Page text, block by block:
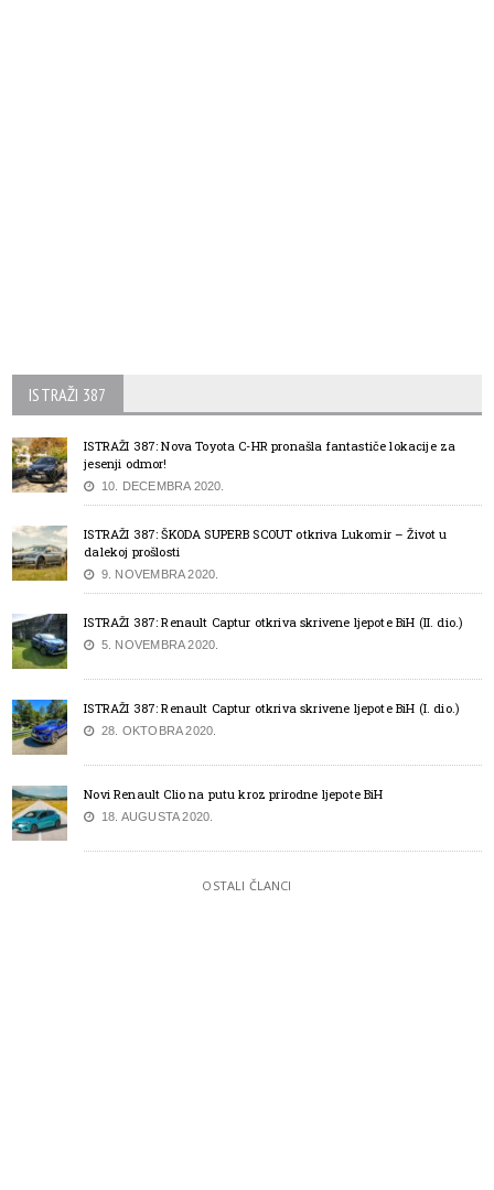
ISTRAŽI 387
ISTRAŽI 387: Nova Toyota C-HR pronašla fantastiče lokacije za
jesenji odmor!
10. DECEMBRA 2020.
ISTRAŽI 387: ŠKODA SUPERB SCOUT otkriva Lukomir – Život u
dalekoj prošlosti
9. NOVEMBRA 2020.
ISTRAŽI 387: Renault Captur otkriva skrivene ljepote BiH (II. dio.)
5. NOVEMBRA 2020.
ISTRAŽI 387: Renault Captur otkriva skrivene ljepote BiH (I. dio.)
28. OKTOBRA 2020.
Novi Renault Clio na putu kroz prirodne ljepote BiH
18. AUGUSTA 2020.
OSTALI ČLANCI